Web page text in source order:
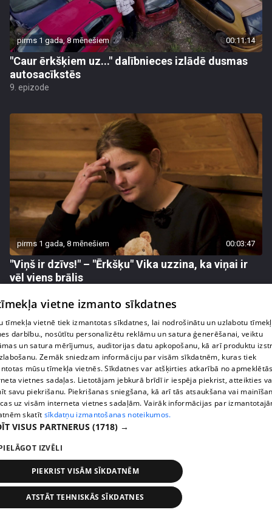
pirms 1 gada, 8 mēnešiem 00:11:14
"Caur ērkšķiem uz..." dalībnieces izlādē dusmas
autosacīkstēs
9. epizode
pirms 1 gada, 8 mēnešiem 00:03:47
"Viņš ir dzīvs!" – "Ērkšķu" Vika uzzina, ka viņai ir
vēl viens brālis
pirms 1 gada, 8 mēnešiem
"Ērkšķu" dalībnieces ar grūtībām atvadās no abu
kemperu šoferīšiem – cīņa turpināsies bez viņiem
9. epizode
vietne izmanto sīkdatnes
tīmekļa vietnē tiek izmantotas sīkdatnes, lai nodrošinātu un uzlabotu
darbību., nosūtītu personalizētu reklāmu un satura ģenerēšanai, veiktu
un satura mērījumus, auditorijas datu apkopošanu, kā arī produktu
Zemāk sniedzam informāciju par visām sīkdatnēm, kuras tiek
mūsu tīmekļa vietnēs. Sīkdatnes var atšķirties atkarībā no
vietnes sadaļas. Lietotājam jebkurā brīdī ir iespēja piekrist, atteikties
savu piekrišanu. Piekrišanas sniegšana, kā arī tās atsaukšana vai
uz visām interneta vietnes sadaļām. Vairāk informācijas par
skatīt sīkdatņu izmantošanas noteikumos.
VISUS PARTNERUS (1718) →
IZVĒLI
PIEKRIST VISĀM SĪKDATNĒM
ATSTĀT TEHNISKĀS SĪKDATNES